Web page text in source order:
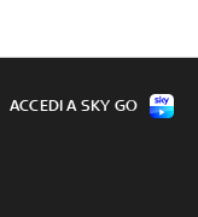
ACCEDI A SKY GO